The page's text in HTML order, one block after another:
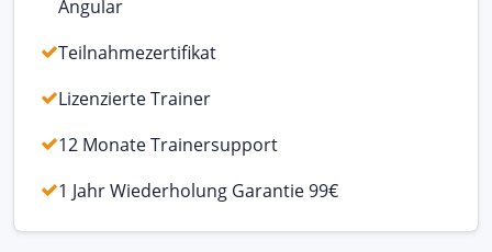
Angular
Teilnahmezertifikat
Lizenzierte Trainer
12 Monate Trainersupport
1 Jahr Wiederholung Garantie 99€